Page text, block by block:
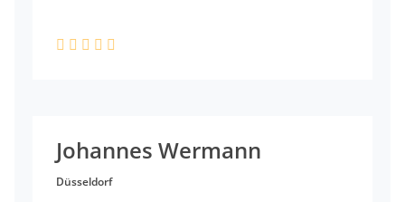
Johannes Wermann
Düsseldorf